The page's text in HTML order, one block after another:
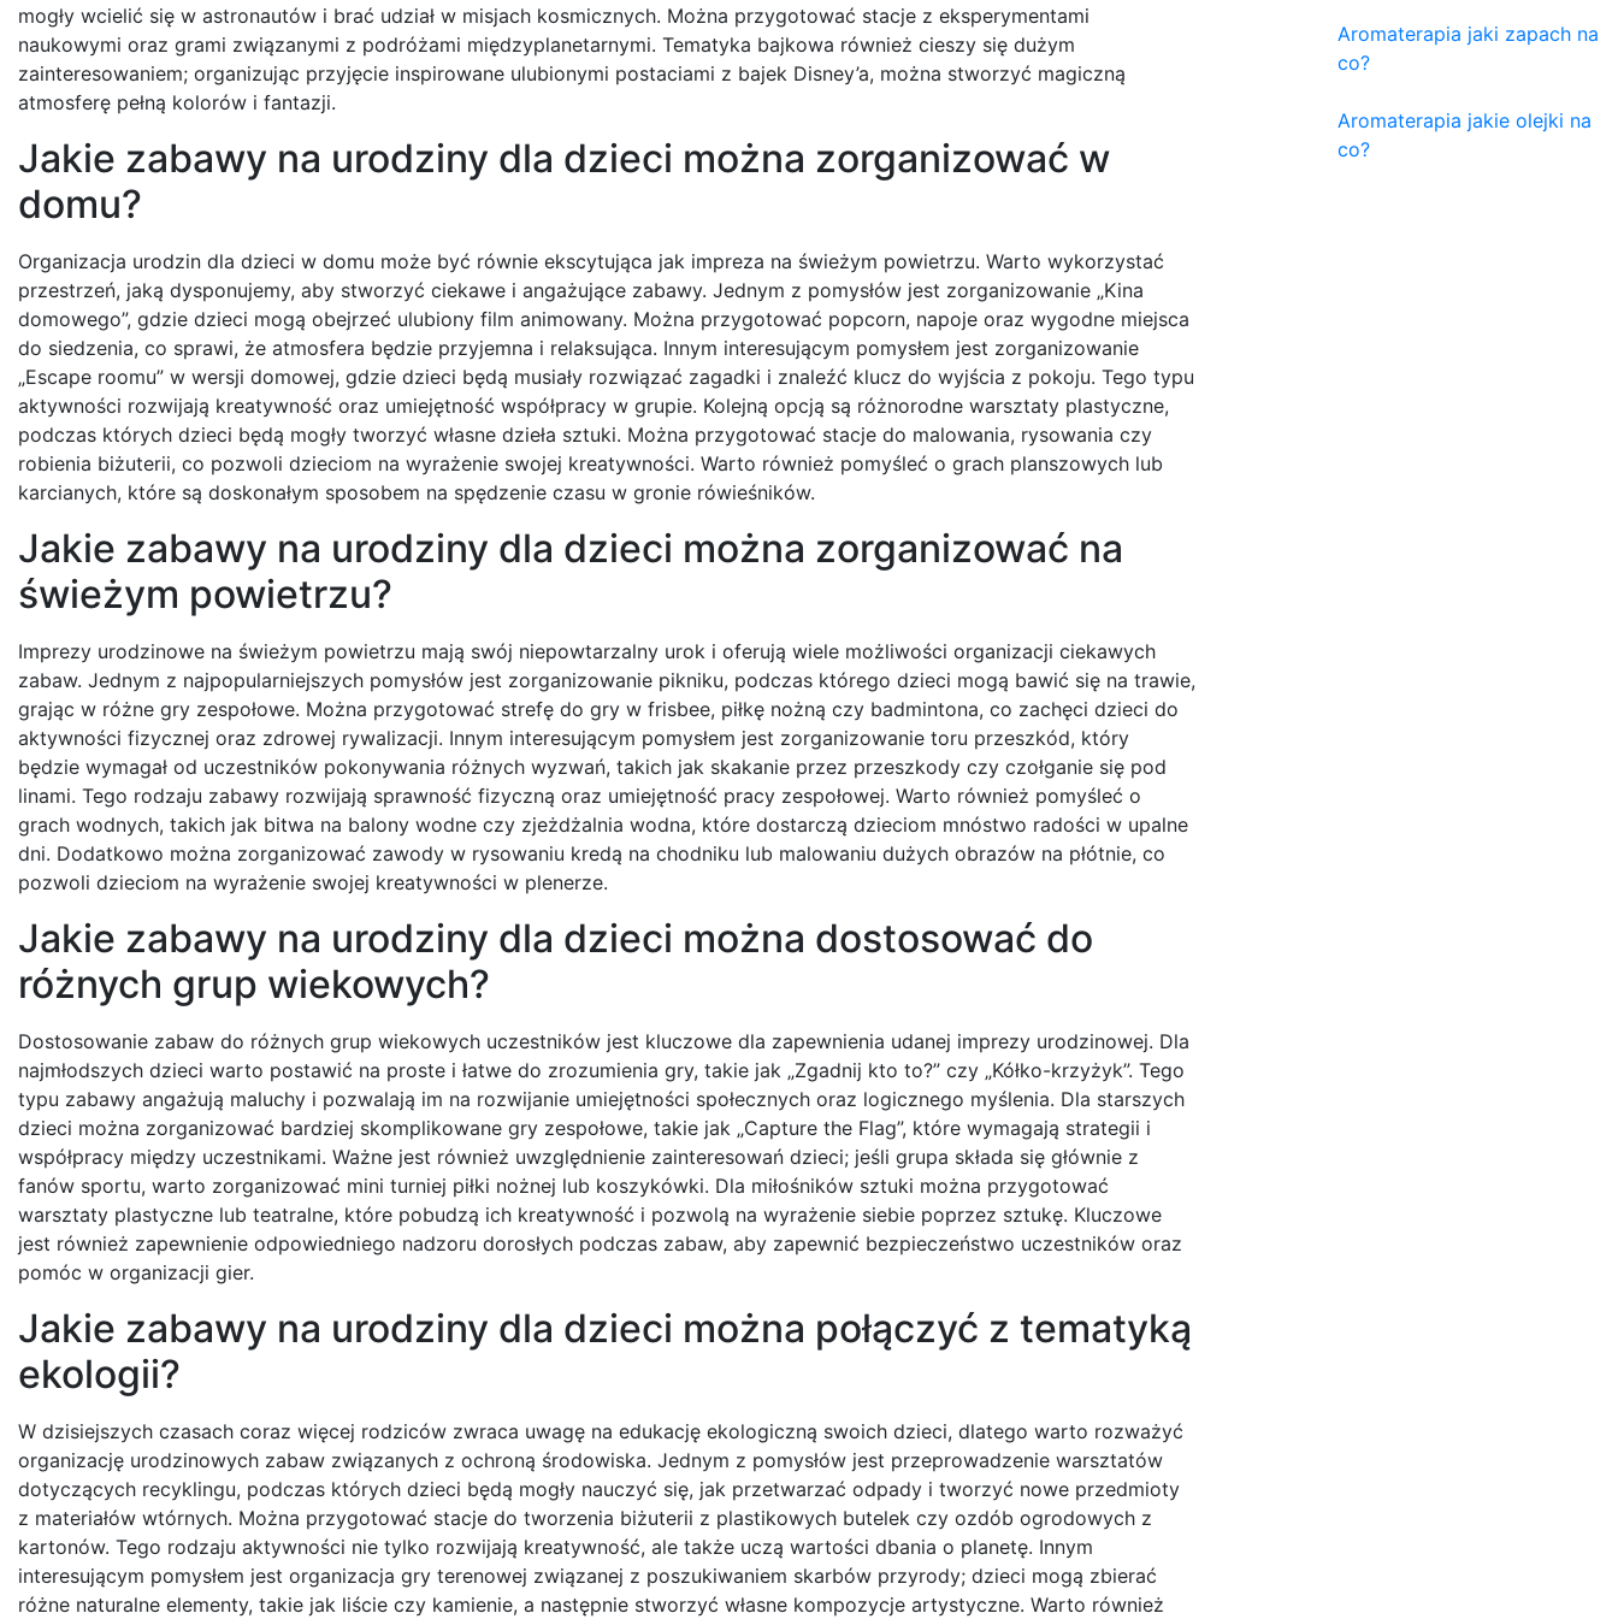
mogły wcielić się w astronautów i brać udział w misjach kosmicznych. Można przygotować stacje z eksperymentami
naukowymi oraz grami związanymi z podróżami międzyplanetarnymi. Tematyka bajkowa również cieszy się dużym
zainteresowaniem; organizując przyjęcie inspirowane ulubionymi postaciami z bajek Disney’a, można stworzyć magiczną
atmosferę pełną kolorów i fantazji.
Jakie zabawy na urodziny dla dzieci można zorganizować w
domu?
Organizacja urodzin dla dzieci w domu może być równie ekscytująca jak impreza na świeżym powietrzu. Warto wykorzystać
przestrzeń, jaką dysponujemy, aby stworzyć ciekawe i angażujące zabawy. Jednym z pomysłów jest zorganizowanie „Kina
domowego”, gdzie dzieci mogą obejrzeć ulubiony film animowany. Można przygotować popcorn, napoje oraz wygodne miejsca
do siedzenia, co sprawi, że atmosfera będzie przyjemna i relaksująca. Innym interesującym pomysłem jest zorganizowanie
„Escape roomu” w wersji domowej, gdzie dzieci będą musiały rozwiązać zagadki i znaleźć klucz do wyjścia z pokoju. Tego typu
aktywności rozwijają kreatywność oraz umiejętność współpracy w grupie. Kolejną opcją są różnorodne warsztaty plastyczne,
podczas których dzieci będą mogły tworzyć własne dzieła sztuki. Można przygotować stacje do malowania, rysowania czy
robienia biżuterii, co pozwoli dzieciom na wyrażenie swojej kreatywności. Warto również pomyśleć o grach planszowych lub
karcianych, które są doskonałym sposobem na spędzenie czasu w gronie rówieśników.
Jakie zabawy na urodziny dla dzieci można zorganizować na
świeżym powietrzu?
Imprezy urodzinowe na świeżym powietrzu mają swój niepowtarzalny urok i oferują wiele możliwości organizacji ciekawych
zabaw. Jednym z najpopularniejszych pomysłów jest zorganizowanie pikniku, podczas którego dzieci mogą bawić się na trawie,
grając w różne gry zespołowe. Można przygotować strefę do gry w frisbee, piłkę nożną czy badmintona, co zachęci dzieci do
aktywności fizycznej oraz zdrowej rywalizacji. Innym interesującym pomysłem jest zorganizowanie toru przeszkód, który
będzie wymagał od uczestników pokonywania różnych wyzwań, takich jak skakanie przez przeszkody czy czołganie się pod
linami. Tego rodzaju zabawy rozwijają sprawność fizyczną oraz umiejętność pracy zespołowej. Warto również pomyśleć o
grach wodnych, takich jak bitwa na balony wodne czy zjeżdżalnia wodna, które dostarczą dzieciom mnóstwo radości w upalne
dni. Dodatkowo można zorganizować zawody w rysowaniu kredą na chodniku lub malowaniu dużych obrazów na płótnie, co
pozwoli dzieciom na wyrażenie swojej kreatywności w plenerze.
Jakie zabawy na urodziny dla dzieci można dostosować do
różnych grup wiekowych?
Dostosowanie zabaw do różnych grup wiekowych uczestników jest kluczowe dla zapewnienia udanej imprezy urodzinowej. Dla
najmłodszych dzieci warto postawić na proste i łatwe do zrozumienia gry, takie jak „Zgadnij kto to?” czy „Kółko-krzyżyk”. Tego
typu zabawy angażują maluchy i pozwalają im na rozwijanie umiejętności społecznych oraz logicznego myślenia. Dla starszych
dzieci można zorganizować bardziej skomplikowane gry zespołowe, takie jak „Capture the Flag”, które wymagają strategii i
współpracy między uczestnikami. Ważne jest również uwzględnienie zainteresowań dzieci; jeśli grupa składa się głównie z
fanów sportu, warto zorganizować mini turniej piłki nożnej lub koszykówki. Dla miłośników sztuki można przygotować
warsztaty plastyczne lub teatralne, które pobudzą ich kreatywność i pozwolą na wyrażenie siebie poprzez sztukę. Kluczowe
jest również zapewnienie odpowiedniego nadzoru dorosłych podczas zabaw, aby zapewnić bezpieczeństwo uczestników oraz
pomóc w organizacji gier.
Jakie zabawy na urodziny dla dzieci można połączyć z tematyką
ekologii?
W dzisiejszych czasach coraz więcej rodziców zwraca uwagę na edukację ekologiczną swoich dzieci, dlatego warto rozważyć
organizację urodzinowych zabaw związanych z ochroną środowiska. Jednym z pomysłów jest przeprowadzenie warsztatów
dotyczących recyklingu, podczas których dzieci będą mogły nauczyć się, jak przetwarzać odpady i tworzyć nowe przedmioty
z materiałów wtórnych. Można przygotować stacje do tworzenia biżuterii z plastikowych butelek czy ozdób ogrodowych z
kartonów. Tego rodzaju aktywności nie tylko rozwijają kreatywność, ale także uczą wartości dbania o planetę. Innym
interesującym pomysłem jest organizacja gry terenowej związanej z poszukiwaniem skarbów przyrody; dzieci mogą zbierać
różne naturalne elementy, takie jak liście czy kamienie, a następnie stworzyć własne kompozycje artystyczne. Warto również
Aromaterapia jaki zapach na
co?
Aromaterapia jakie olejki na
co?